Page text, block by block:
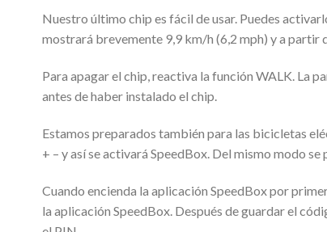
Nuestro último chip es fácil de usar. Puedes
mostrará brevemente 9,9 km/h (6,2 mph) y a partir
Para apagar el chip, reactiva la función WALK. La
antes de haber instalado el chip.
Estamos preparados también para las bicicletas
+ – y así se activará SpeedBox. Del mismo modo se
Cuando encienda la aplicación SpeedBox por
la aplicación SpeedBox. Después de guardar el